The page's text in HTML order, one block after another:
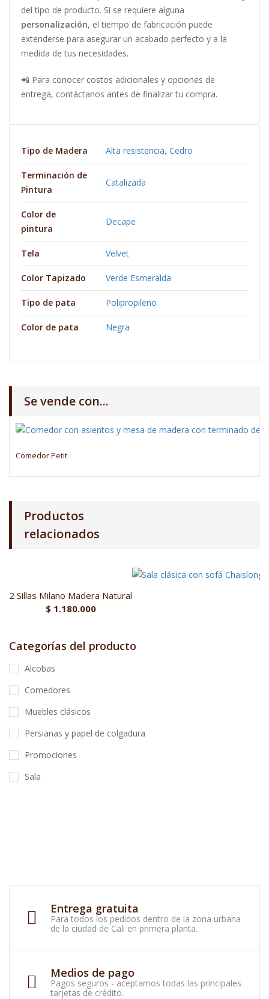
del tipo de producto. Si se requiere alguna
personalización, el tiempo de fabricación puede
extenderse para asegurar un acabado perfecto y a la
medida de tus necesidades.
📲 Para conocer costos adicionales y opciones de
entrega, contáctanos antes de finalizar tu compra.
Tipo de Madera Alta resistencia, Cedro
Terminación de
Pintura
Catalizada
Color de
pintura
Decape
Tela Velvet
Color Tapizado Verde Esmeralda
Tipo de pata Polipropileno
Color de pata Negra
Se vende con...
Comedor Petit
Productos
relacionados
2 Sillas Milano Madera Natural
$ 1.180.000
Categorías del producto
Alcobas
Comedores
Muebles clásicos
Persianas y papel de colgadura
Promociones
Sala
Entrega gratuita
Para todos los pedidos dentro de la zona urbana
de la ciudad de Cali en primera planta.
Medios de pago
Pagos seguros - aceptamos todas las principales
tarjetas de crédito.